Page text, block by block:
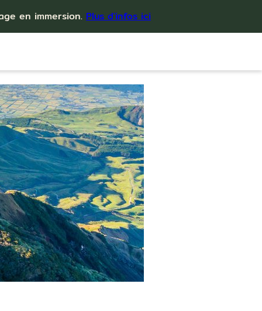
en immersion. Plus d'infos ici